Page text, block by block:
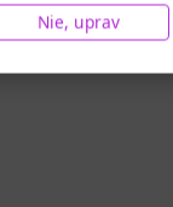
Nie, uprav